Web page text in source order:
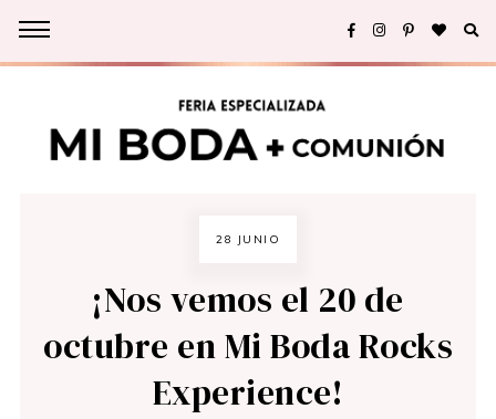
28 JUNIO
¡Nos vemos el 20 de
octubre en Mi Boda Rocks
Experience!